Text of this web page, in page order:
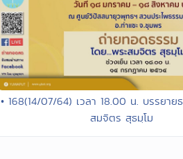
• 168(14/07/64) เวลา 18.00 น. บรรยาย
สมจิตร สุธมฺโม